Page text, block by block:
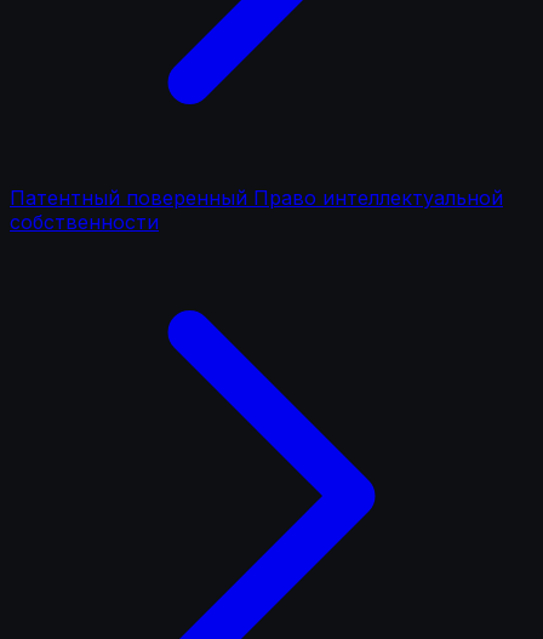
Патентный поверенный Право интеллектуальной
собственности